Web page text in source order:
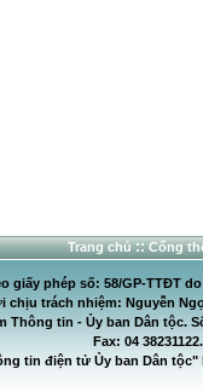
Trang chủ:: Cổng
giấy phép số: 58/GP-TTĐT
chịu trách nhiệm: Nguyễn
tin - Ủy ban Dân tộc.
Fax: 04
tin điện tử Ủy ban Dân